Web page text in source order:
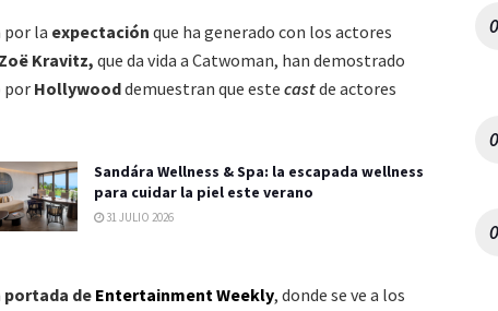
por la expectación que ha generado con los actores
Zoë Kravitz, que da vida a Catwoman, han demostrado
por Hollywooddemuestran que este castde actores
Sandára Wellness & Spa: la escapada wellness
para cuidar la piel este verano
31 JULIO 2026
portada de Entertainment Weekly, donde se ve a los